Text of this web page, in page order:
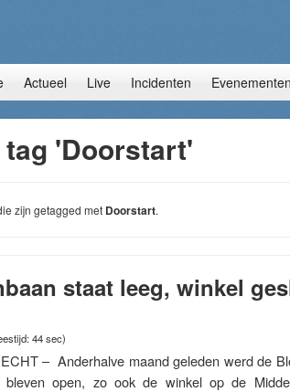
Actueel Live Incidenten Evenementen
'Doorstart'
zijn getagged met Doorstart.
staat leeg, winkel
44 sec)
– Anderhalve maand geleden werd de
bleven open, zo ook de winkel op de